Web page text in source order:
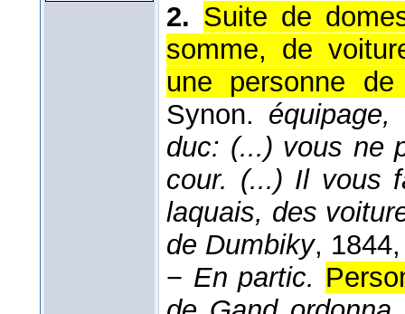
2. Suite de
somme, de
une personne
Synon. équipage,
duc: (...) vous ne
cour. (...) Il vous
laquais, des
de Dumbiky, 1844
− En partic.